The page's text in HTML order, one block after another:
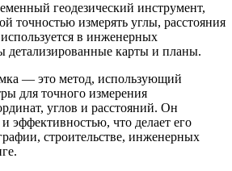
геодезический инструмент,
точностью измерять углы, расстояния
в инженерных
детализированные карты и планы.
— это метод, использующий
для точного измерения
углов и расстояний. Он
эффективностью, что делает его
строительстве, инженерных